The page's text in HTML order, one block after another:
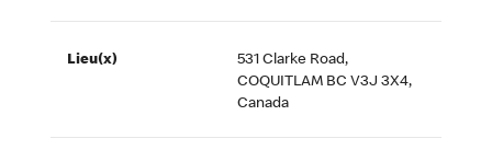
Lieu(x)
531 Clarke Road,
COQUITLAM BC V3J 3X4,
Canada